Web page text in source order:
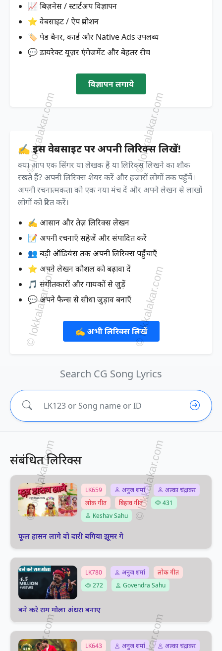
📈 बिज़नेस / स्टार्टअप विज्ञापन
⭐ वेबसाइट / ऐप प्रमोशन
🏷️ पेड बैनर, कार्ड और Native Ads उपलब्ध
💬 डायरेक्ट यूज़र एंगेजमेंट और बेहतर रीच
विज्ञापन लगाये
✍️ इस वेबसाइट पर अपनी लिरिक्स लिखें!
क्या आप एक सिंगर या लेखक हैं या लिरिक्स लिखने का शौक
रखते हैं? अपनी लिरिक्स शेयर करें और हजारों लोगों तक पहुँचें।
अपनी रचनात्मकता को एक नया मंच दें और अपने लेखन से लाखों
लोगों को प्रेरित करें।
✍️ आसान और तेज़ लिरिक्स लेखन
📝 अपनी रचनाएँ सहेजें और संपादित करें
👥 बड़ी ऑडियंस तक अपनी लिरिक्स पहुँचाएँ
⭐ अपने लेखन कौशल को बढ़ावा दें
🎵 संगीतकारों और गायकों से जुड़ें
💬 अपने फैन्स से सीधा जुड़ाव बनाएँ
✍️ अभी लिरिक्स लिखें
Search CG Song Lyrics
संबंधित लिरिक्स
LK659 अनुज शर्मा
अल्का चंद्राकर
लोक गीत
बिहाव गीत
431
Keshav Sahu
फूल हासन लागे वो दारी बगिया झूमर गे
LK780 अनुज शर्मा
लोक गीत
272
Govendra Sahu
बने करे राम मोला अंधरा बनाए
LK643 अनुज शर्मा
अल्का चंद्राकर